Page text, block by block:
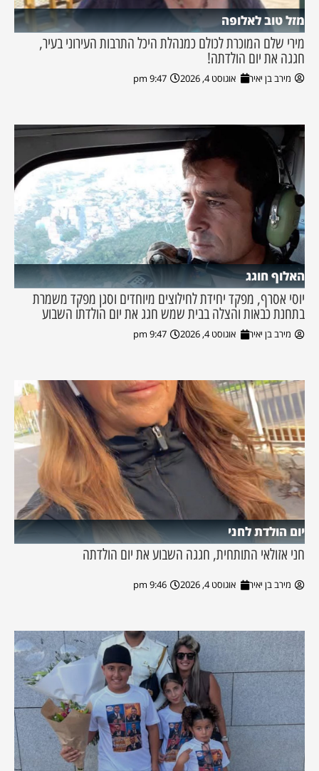
מזל טוב לאלופה
מירי שלם המוכרת לכולם כמנהלת היכל התרבות העירוני בעיר,
חגגה את יום הולדתה!
מירב בן יאיר אוגוסט 4, 2026 9:47 pm
האלוף חוגג
יוסי אסרף, מפקד יחידת לחילוצים מיוחדים וסגן מפקד משמרת
בתחנת כבאות והצלה בבית שמש חגג את יום הולדתו השבוע
מירב בן יאיר אוגוסט 4, 2026 9:47 pm
יום הולדת לחני
חני אזולאי התותחית, חגגה השבוע את יום הולדתה
מירב בן יאיר אוגוסט 4, 2026 9:46 pm